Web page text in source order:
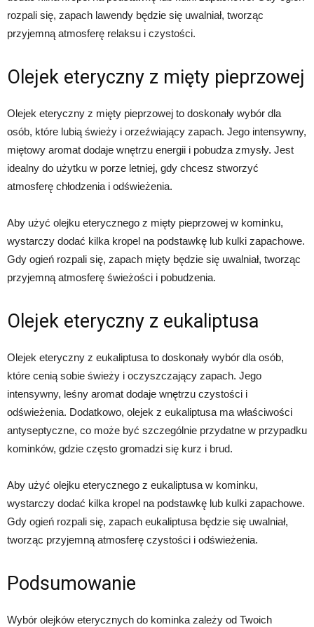
rozpali się, zapach lawendy będzie się uwalniał, tworząc
przyjemną atmosferę relaksu i czystości.
Olejek eteryczny z mięty pieprzowej
Olejek eteryczny z mięty pieprzowej to doskonały wybór dla
osób, które lubią świeży i orzeźwiający zapach. Jego intensywny,
miętowy aromat dodaje wnętrzu energii i pobudza zmysły. Jest
idealny do użytku w porze letniej, gdy chcesz stworzyć
atmosferę chłodzenia i odświeżenia.
Aby użyć olejku eterycznego z mięty pieprzowej w kominku,
wystarczy dodać kilka kropel na podstawkę lub kulki zapachowe.
Gdy ogień rozpali się, zapach mięty będzie się uwalniał, tworząc
przyjemną atmosferę świeżości i pobudzenia.
Olejek eteryczny z eukaliptusa
Olejek eteryczny z eukaliptusa to doskonały wybór dla osób,
które cenią sobie świeży i oczyszczający zapach. Jego
intensywny, leśny aromat dodaje wnętrzu czystości i
odświeżenia. Dodatkowo, olejek z eukaliptusa ma właściwości
antyseptyczne, co może być szczególnie przydatne w przypadku
kominków, gdzie często gromadzi się kurz i brud.
Aby użyć olejku eterycznego z eukaliptusa w kominku,
wystarczy dodać kilka kropel na podstawkę lub kulki zapachowe.
Gdy ogień rozpali się, zapach eukaliptusa będzie się uwalniał,
tworząc przyjemną atmosferę czystości i odświeżenia.
Podsumowanie
Wybór olejków eterycznych do kominka zależy od Twoich